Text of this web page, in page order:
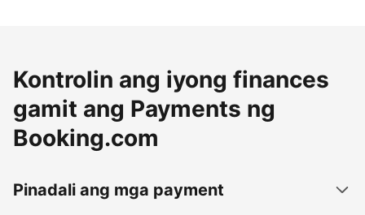
Kontrolin ang iyong finances
gamit ang Payments ng
Booking.com
Pinadali ang mga payment